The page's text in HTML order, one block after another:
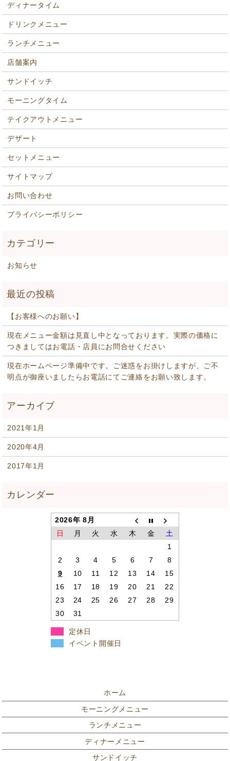
ディナータイム
ドリンクメニュー
ランチメニュー
店舗案内
サンドイッチ
モーニングタイム
テイクアウトメニュー
デザート
セットメニュー
サイトマップ
お問い合わせ
プライバシーポリシー
お知らせ
【お客様へのお願い】
現在メニュー金額は見直し中となっております。実際の価格に
つきましてはお電話・店員にお問合せください
現在ホームページ準備中です。ご迷惑をお掛けしますが、ご不
明点が御座いましたらお電話にてご連絡をお願い致します。
2021年1月
2020年4月
2017年1月
2026年 8月
日
月 火 水 木 金
土
1
2
3 4 5 6 7
8
9
10 11 12 13 14
15
16
17 18 19 20 21
22
23
24 25 26 27 28
29
30
31
定休日
イベント開催日
ホーム
モーニングメニュー
ランチメニュー
ディナーメニュー
サンドイッチ